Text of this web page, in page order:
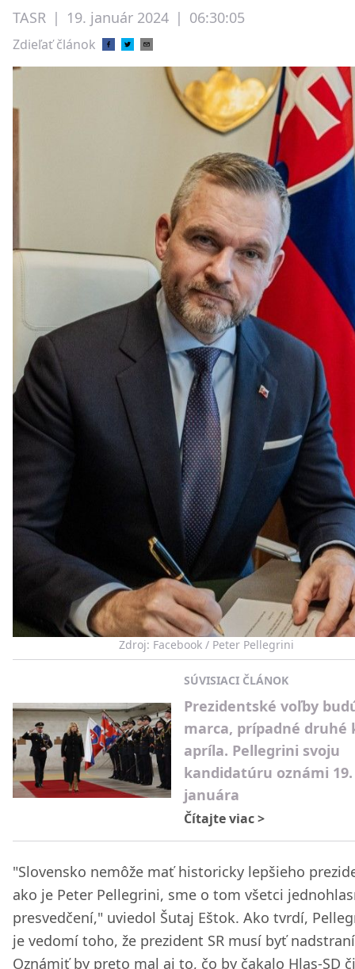
TASR | 19. január 2024 | 06:30:05
Zdieľať článok
Zdroj: Facebook / Peter Pellegrini
SÚVISIACI ČLÁNOK
Prezidentské voľby
marca, prípadné druhé
apríla. Pellegrini svoju
kandidatúru oznámi 19.
januára
Čítajte viac>
"Slovensko nemôže mať historicky lepšieho
ako je Peter Pellegrini, sme o tom všetci
presvedčení," uviedol Šutaj Eštok. Ako tvrdí,
je vedomí toho, že prezident SR musí byť
Oznámiť by preto mal aj to, čo by čakalo Hlas-SD či